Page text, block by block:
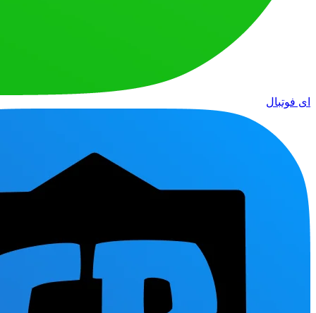
ای فوتبال